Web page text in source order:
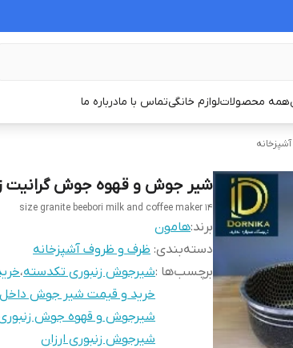
همه محصولاتلوازم خانگیتماس با مادرباره ما
شیر جوش و قهوه جوش گرانیت
14 size granite beebori milk and coffee maker
برند:هامون
دسته‌بندی: ظرف و ظروف آشپزخانه
برچسب‌ها :شیرجوش زنبوری تکدسته،
خرید و قیمت شیر جوش داخل
شیرجوش و قهوه جوش زنبوری
شیرجوش زنبوری ارزان